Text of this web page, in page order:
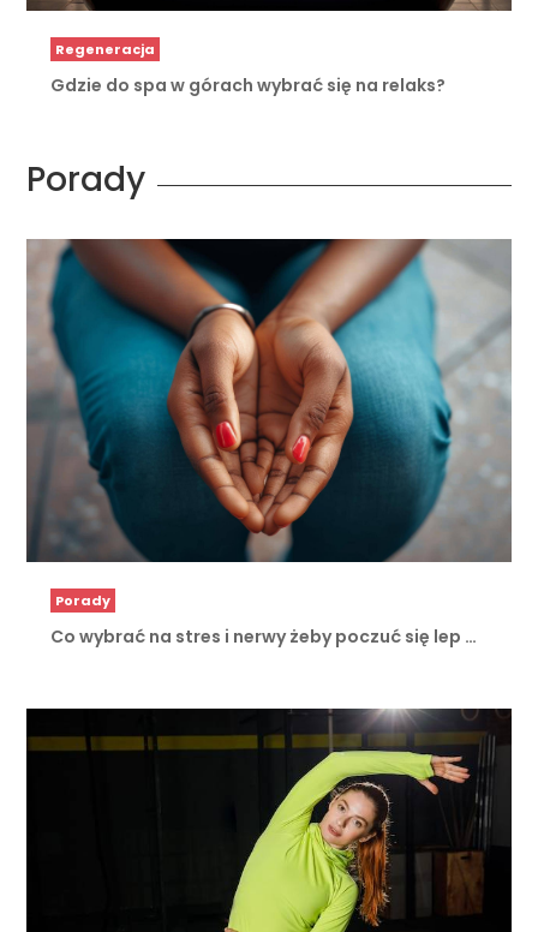
Regeneracja
Gdzie do spa w górach wybrać się na relaks?
Porady
Porady
Co wybrać na stres i nerwy żeby poczuć się lep …